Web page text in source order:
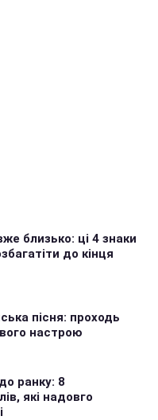
близько: ці 4 знаки
до кінця
пісня: проходь
настрою
ранку: 8
які надовго